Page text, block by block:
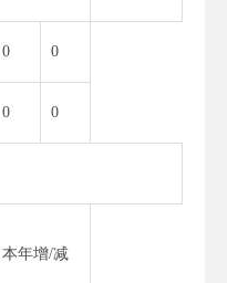
0 0
0 0
本年增/减